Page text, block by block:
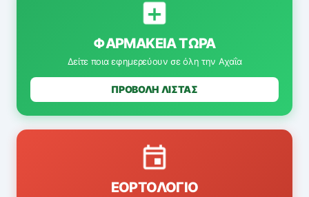
ΦΑΡΜΑΚΕΊΑ ΤΏΡΑ
Δείτε ποια εφημερεύουν σε όλη την Αχαΐα
ΠΡΟΒΟΛΗ ΛΙΣΤΑΣ
ΕΟΡΤΟΛΌΓΙΟ